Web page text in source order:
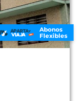
Abonos
Flexibles